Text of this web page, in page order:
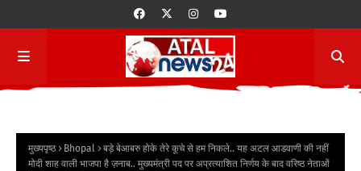
मुख्यपृष्ठ Bhopal
बड़े बेआबरु होके तेरे कूचे से हम निकले.. यह अटल आडवाणी की नहीं
मोदी शाह वाली भाजपा है ज़नाब.. मुख्यमंत्री पद पर अप्रत्याशित निर्णय के बाद वरिष्ठ नेताओं